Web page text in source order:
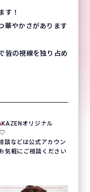
す！
華やかさがあります
皆の視線を独り占め
KAZENオリジナル
♡
談などは公式アカウン
気軽にご相談ください